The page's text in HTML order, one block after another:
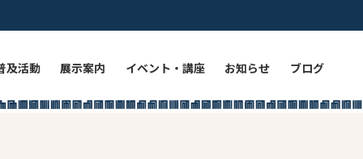
及活動 展示案内 イベント・講座 お知らせ ブログ